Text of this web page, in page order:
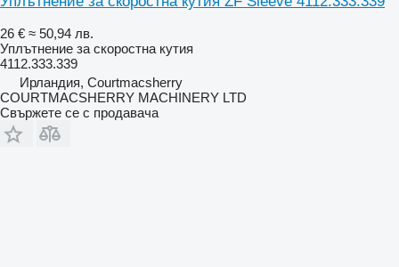
26 € ≈ 50,94 лв.
Уплътнение за скоростна кутия
4112.333.339
Ирландия, Courtmacsherry
COURTMACSHERRY MACHINERY LTD
Свържете се с продавача